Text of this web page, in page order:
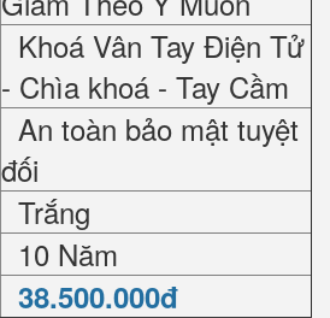
Khoá Vân Tay Điện Tử
- Chìa khoá - Tay Cầm
An toàn bảo mật tuyệt
đối
Trắng
10 Năm
38.500.000đ